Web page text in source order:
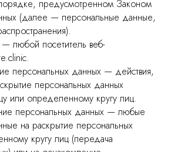
предусмотренном Законом
(далее — персональные данные,
любой посетитель веб-
персональных данных — действия,
персональных данных
или определенному кругу лиц.
персональных данных — любые
на раскрытие персональных
кругу лиц (передача